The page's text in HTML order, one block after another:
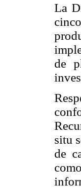
La
de
situ
de